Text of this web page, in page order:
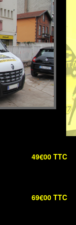
49€00 TTC
69€00 TTC